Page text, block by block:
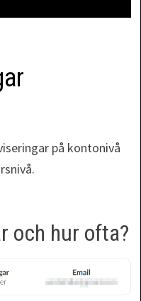
på kontonivå
och hur ofta?